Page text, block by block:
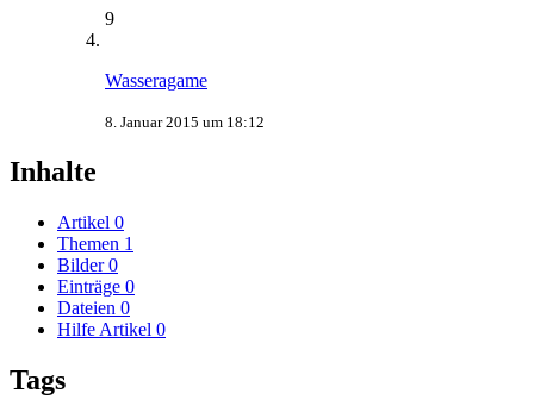
9
Wasseragame
8. Januar 2015 um 18:12
Inhalte
Artikel 0
Themen 1
Bilder 0
Einträge 0
Dateien 0
Hilfe Artikel 0
Tags